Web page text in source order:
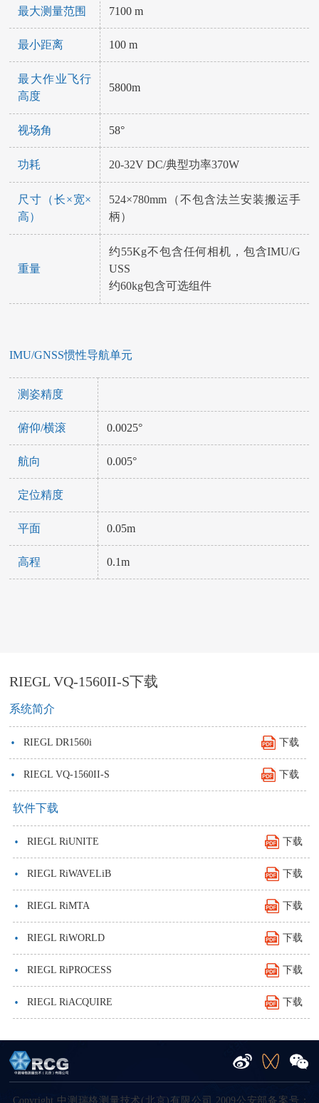
最大测量范围 7100 m
最小距离 100 m
最大作业飞行
高度
5800m
视场角 58°
功耗 20-32V DC/典型功率370W
尺寸（长×宽×
高）
524×780mm（不包含法兰安装搬运手
柄）
重量
约55Kg不包含任何相机，包含IMU/G
USS
约60kg包含可选组件
IMU/GNSS惯性导航单元
测姿精度
俯仰/横滚 0.0025°
航向 0.005°
定位精度
平面 0.05m
高程 0.1m
RIEGL VQ-1560II-S下载
系统简介
· RIEGL DR1560i 下载
· RIEGL VQ-1560II-S 下载
软件下载
· RIEGL RiUNITE 下载
· RIEGL RiWAVELiB 下载
· RIEGL RiMTA 下载
· RIEGL RiWORLD 下载
· RIEGL RiPROCESS 下载
· RIEGL RiACQUIRE 下载
Copyright 中测瑞格测量技术(北京)有限公司 2009公安部备案号：